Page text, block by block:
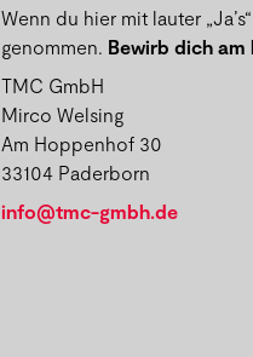
Wenn du hier mit lauter
genommen. Bewirb dich am
TMC GmbH
Mirco Welsing
Am Hoppenhof 30
33104 Paderborn
info@tmc-gmbh.de